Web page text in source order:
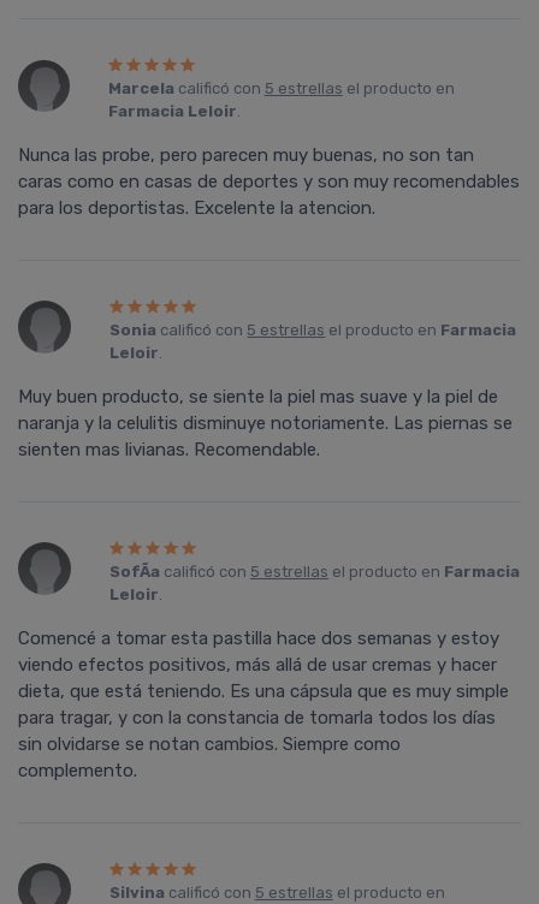
Marcela calificó con 5 estrellas el producto en
Farmacia Leloir.
Nunca las probe, pero parecen muy buenas, no son tan
caras como en casas de deportes y son muy recomendables
para los deportistas. Excelente la atencion.
Sonia calificó con 5 estrellas el producto en Farmacia
Leloir.
Muy buen producto, se siente la piel mas suave y la piel de
naranja y la celulitis disminuye notoriamente. Las piernas se
sienten mas livianas. Recomendable.
SofÃ­a calificó con 5 estrellas el producto en Farmacia
Leloir.
Comencé a tomar esta pastilla hace dos semanas y estoy
viendo efectos positivos, más allá de usar cremas y hacer
dieta, que está teniendo. Es una cápsula que es muy simple
para tragar, y con la constancia de tomarla todos los dí­as
sin olvidarse se notan cambios. Siempre como
complemento.
Silvina calificó con 5 estrellas el producto en